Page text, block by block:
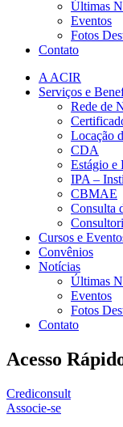
Últimas
Eventos
Fotos
Contato
A ACIR
Serviços e
Rede de
Locação
CDA
Estágio e
IPA –
CBMAE
Consulta
Cursos e
Convênios
Notícias
Últimas
Eventos
Fotos
Contato
Acesso
Crediconsult
Associe-se